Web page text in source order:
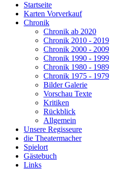
Startseite
Karten Vorverkauf
Chronik
Chronik ab 2020
Chronik 2010 - 2019
Chronik 2000 - 2009
Chronik 1990 - 1999
Chronik 1980 - 1989
Chronik 1975 - 1979
Bilder Galerie
Vorschau Texte
Kritiken
Rückblick
Allgemein
Unsere Regisseure
die Theatermacher
Spielort
Gästebuch
Links